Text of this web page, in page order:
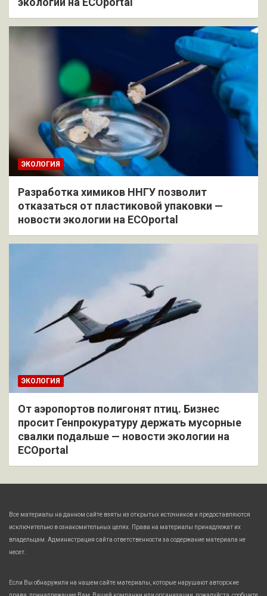
ЭКОЛОГИЯ
Разработка химиков ННГУ позволит
отказаться от пластиковой упаковки —
новости экологии на ECOportal
ЭКОЛОГИЯ
От аэропортов полигонят птиц. Бизнес
просит Генпрокуратуру держать мусорные
свалки подальше — новости экологии на
ECOportal
Все материалы на данном сайте взяты из открытых источников и предоставляются
исключительно в ознакомительных целях. Права на материалы принадлежат их
владельцам. Администрация сайта ответственности за содержание материала не
несет.
Если Вы обнаружили на нашем сайте материалы, которые нарушают авторские